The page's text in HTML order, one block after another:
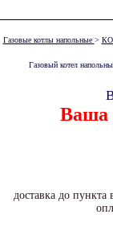
Газовые котлы напольные >
Газовый котел
Ваша
доставка до